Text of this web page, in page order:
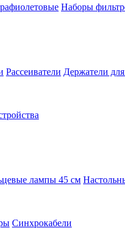
Наборы
Рассеиватели Держатели
лампы 45 см
Синхрокабели